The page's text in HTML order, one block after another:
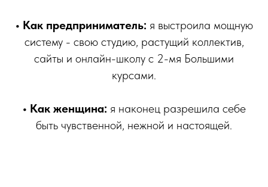
• Как предприниматель: я выстроила мощную
систему - свою студию, растущий коллектив,
сайты и онлайн-школу с 2-мя Большими
курсами.
• Как женщина: я наконец разрешила себе
быть чувственной, нежной и настоящей.